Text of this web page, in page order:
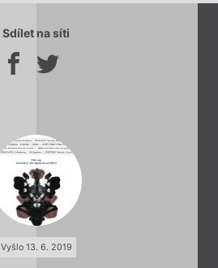
Sdílet na síti
Vyšlo 13. 6. 2019